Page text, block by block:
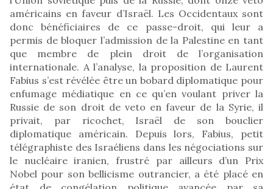
américains en faveur d’Israël. Les Occidentaux sont
donc bénéficiaires de ce passe-droit, qui leur a
permis de bloquer l’admission de la Palestine en tant
que membre de plein droit de l’organisation
internationale. A l’analyse, la proposition de Laurent
Fabius s’est révélée être un bobard diplomatique pour
enfumage médiatique en ce qu’en voulant priver la
Russie de son droit de veto en faveur de la Syrie, il
privait, par ricochet, Israël de son bouclier
diplomatique américain. Depuis lors, Fabius, petit
télégraphiste des Israéliens dans les négociations sur
le nucléaire iranien, frustré par ailleurs d’un Prix
Nobel pour son bellicisme outrancier, a été placé en